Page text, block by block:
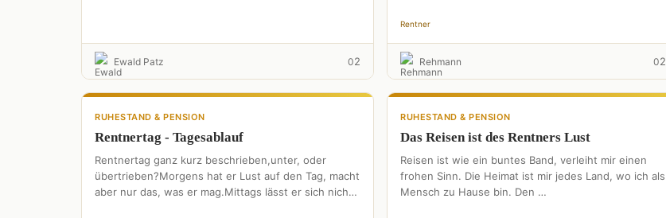
Ewald Patz 02
Rentner
Rehmann 02
RUHESTAND & PENSION
Rentnertag - Tagesablauf
Rentnertag ganz kurz beschrieben,unter, oder
übertrieben?Morgens hat er Lust auf den Tag, macht
aber nur das, was er mag.Mittags lässt er sich nicht
RUHESTAND & PENSION
Das Reisen ist des Rentners Lust
Reisen ist wie ein buntes Band, verleiht mir einen
frohen Sinn. Die Heimat ist mir jedes Land, wo ich als
Mensch zu Hause bin. Den …